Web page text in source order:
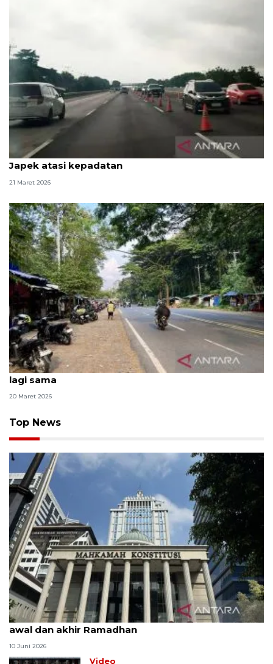
Petugas sempat terapkan contraflow di jalan Tol
Japek atasi kepadatan
21 Maret 2026
Alas Roban dan kenangan Jalur Pantura yang tak
lagi sama
20 Maret 2026
Top News
MK uji materi UU Peradilan Agama perihal isbat
awal dan akhir Ramadhan
10 Juni 2026
Video